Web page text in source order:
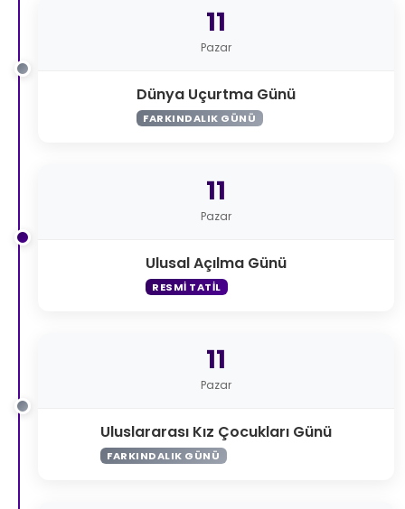
11
Pazar
Dünya Uçurtma Günü
FARKINDALIK GÜNÜ
11
Pazar
Ulusal Açılma Günü
RESMI TATIL
11
Pazar
Uluslararası Kız Çocukları Günü
FARKINDALIK GÜNÜ